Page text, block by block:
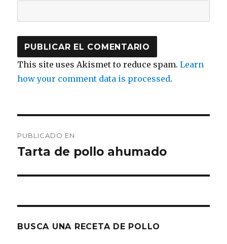
This site uses Akismet to reduce spam.Learn
how your comment data is processed.
de
PUBLICADO EN
Tarta de pollo ahumado
BUSCA UNA RECETA DE POLLO